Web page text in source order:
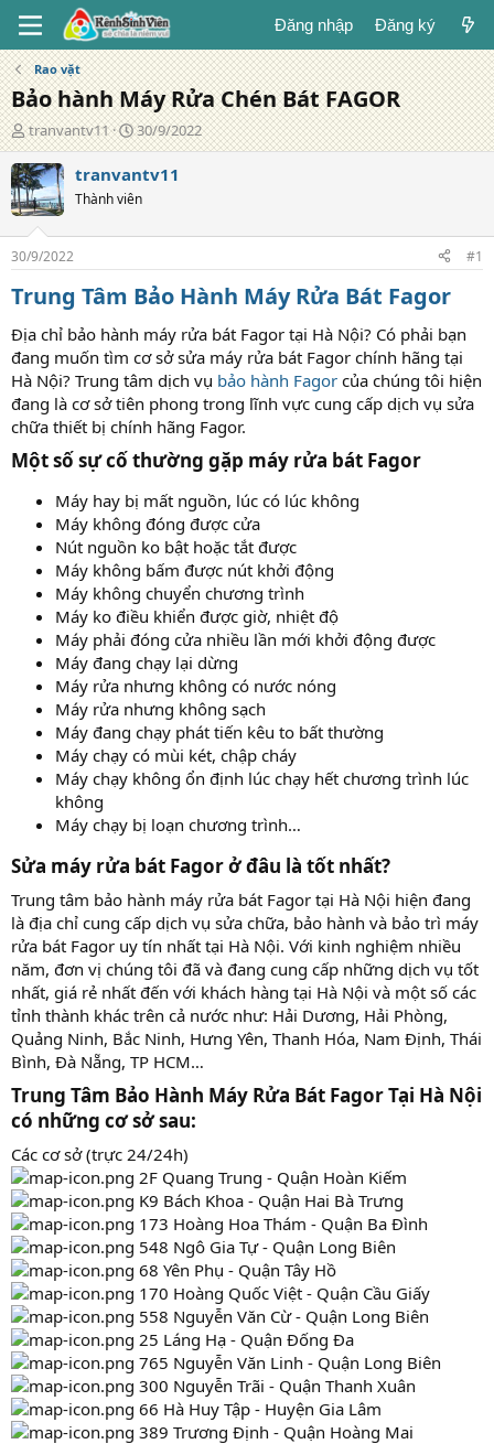
Đăng nhập Đăng ký
Rao vặt
Bảo hành Máy Rửa Chén Bát FAGOR
T
á
c
g
i
ả
tranvantv11
N
g
à
đ
g
30/9/2022
tranvantv11
Thành viên
30/9/2022 #1
Trung Tâm Bảo Hành Máy Rửa Bát Fagor
Địa chỉ bảo hành máy rửa bát Fagor tại Hà Nội? Có phải bạn
đang muốn tìm cơ sở sửa máy rửa bát Fagor chính hãng tại
Hà Nội? Trung tâm dịch vụ bảo hành Fagor của chúng tôi hiện
đang là cơ sở tiên phong trong lĩnh vực cung cấp dịch vụ sửa
chữa thiết bị chính hãng Fagor.
Một số sự cố thường gặp máy rửa bát Fagor
Máy hay bị mất nguồn, lúc có lúc không
Máy không đóng được cửa
Nút nguồn ko bật hoặc tắt được
Máy không bấm được nút khởi động
Máy không chuyển chương trình
Máy ko điều khiển được giờ, nhiệt độ
Máy phải đóng cửa nhiều lần mới khởi động được
Máy đang chạy lại dừng
Máy rửa nhưng không có nước nóng
Máy rửa nhưng không sạch
Máy đang chạy phát tiến kêu to bất thường
Máy chạy có mùi két, chập cháy
Máy chạy không ổn định lúc chạy hết chương trình lúc
không
Máy chạy bị loạn chương trình…
Sửa máy rửa bát Fagor ở đâu là tốt nhất?​
Trung tâm bảo hành máy rửa bát Fagor tại Hà Nội hiện đang
là địa chỉ cung cấp dịch vụ sửa chữa, bảo hành và bảo trì máy
rửa bát Fagor uy tín nhất tại Hà Nội. Với kinh nghiệm nhiều
năm, đơn vị chúng tôi đã và đang cung cấp những dịch vụ tốt
nhất, giá rẻ nhất đến với khách hàng tại Hà Nội và một số các
tỉnh thành khác trên cả nước như: Hải Dương, Hải Phòng,
Quảng Ninh, Bắc Ninh, Hưng Yên, Thanh Hóa, Nam Định, Thái
Bình, Đà Nẵng, TP HCM…
Trung Tâm Bảo Hành Máy Rửa Bát Fagor Tại Hà Nội
có những cơ sở sau:​
Các cơ sở (trực 24/24h)
2F Quang Trung - Quận Hoàn Kiếm
K9 Bách Khoa - Quận Hai Bà Trưng
173 Hoàng Hoa Thám - Quận Ba Đình
548 Ngô Gia Tự - Quận Long Biên
68 Yên Phụ - Quận Tây Hồ
170 Hoàng Quốc Việt - Quận Cầu Giấy
558 Nguyễn Văn Cừ - Quận Long Biên
25 Láng Hạ - Quận Đống Đa
765 Nguyễn Văn Linh - Quận Long Biên
300 Nguyễn Trãi - Quận Thanh Xuân
66 Hà Huy Tập - Huyện Gia Lâm
389 Trương Định - Quận Hoàng Mai